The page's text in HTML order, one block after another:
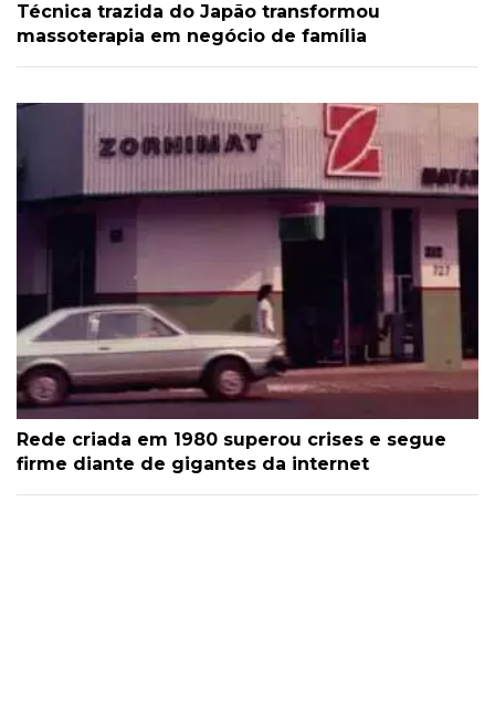
Técnica trazida do Japão transformou
massoterapia em negócio de família
Rede criada em 1980 superou crises e segue
firme diante de gigantes da internet